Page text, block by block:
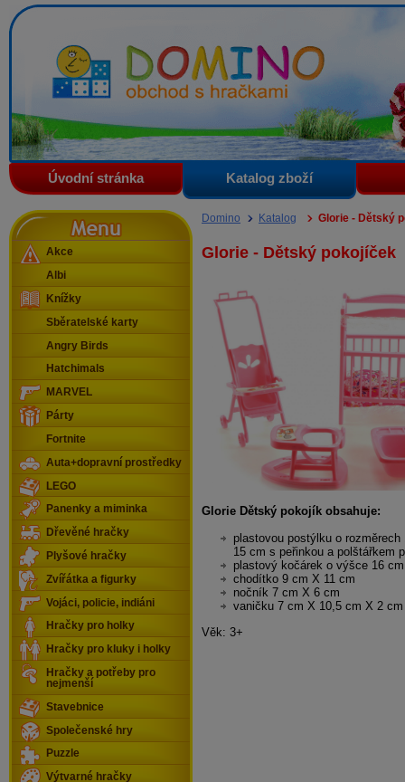
Domino - obchod s hračkami
Úvodní stránka Katalog zboží
Domino Katalog Glorie - Dětský
Glorie - Dětský pokojíček
Glorie Dětský pokojík obsahuje:
plastovou postýlku o
15 cm s peřinkou a polštářkem
plastový kočárek o výšce 16 cm
chodítko 9 cm X 11 cm
nočník 7 cm X 6 cm
vaničku 7 cm X 10,5 cm X 2 cm
Věk: 3+
Menu
Akce
Albi
Knížky
Sběratelské karty
Angry Birds
Hatchimals
MARVEL
Párty
Fortnite
Auta+dopravní prostředky
LEGO
Panenky a miminka
Dřevěné hračky
Plyšové hračky
Zvířátka a figurky
Vojáci, policie, indiáni
Hračky pro holky
Hračky pro kluky i holky
Hračky a potřeby pro
nejmenší
Stavebnice
Společenské hry
Puzzle
Výtvarné hračky